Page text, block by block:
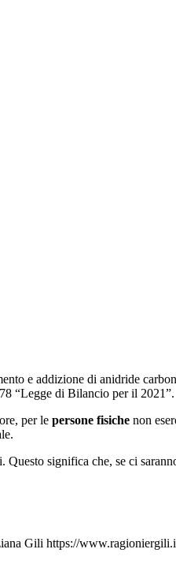
e addizione di anidride
“Legge di Bilancio per il 2021”.
per le persone fisiche non
significa che, se ci
Gili https://